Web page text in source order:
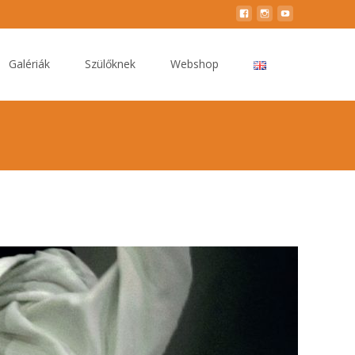
Galériák Szülőknek Webshop